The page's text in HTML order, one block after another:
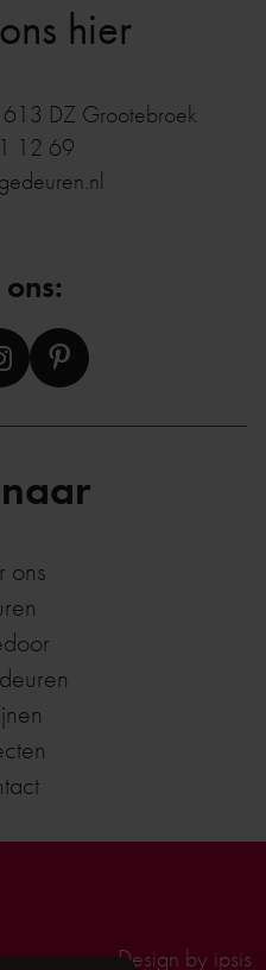
ons
hier
DZ Grootebroek
12 69
Design by ipsis